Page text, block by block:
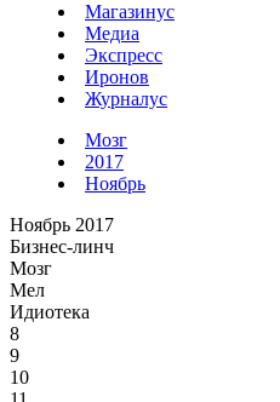
Магазинус
Медиа
Экспресс
Иронов
Журналус
Мозг
2017
Ноябрь
Ноябрь 2017
Бизнес-линч
Мозг
Мел
Идиотека
8
9
10